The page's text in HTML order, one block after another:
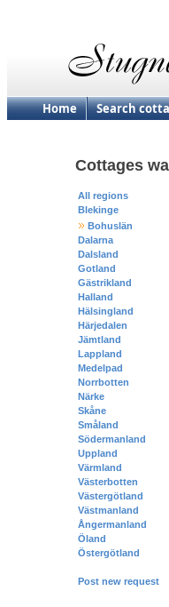
Home Search
Cottages
All regions
Blekinge
Bohuslän
Dalarna
Dalsland
Gotland
Gästrikland
Halland
Hälsingland
Härjedalen
Jämtland
Lappland
Medelpad
Norrbotten
Närke
Skåne
Småland
Södermanland
Uppland
Värmland
Västerbotten
Västergötland
Västmanland
Ångermanland
Öland
Östergötland
Post new request